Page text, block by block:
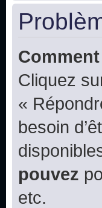
Cliquez
«
besoin
pouvez
etc.